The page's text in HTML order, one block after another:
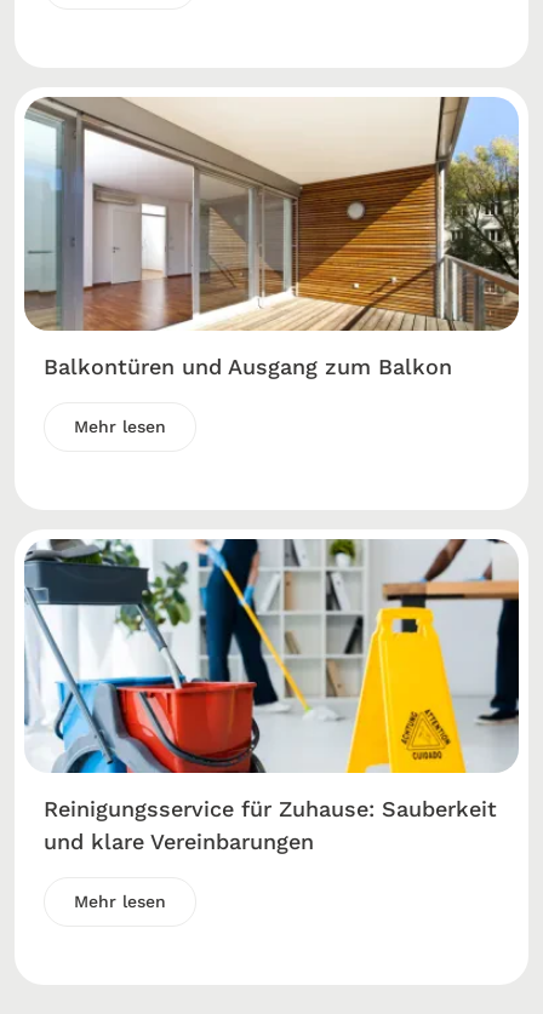
Balkontüren und Ausgang zum Balkon
Mehr lesen
Reinigungsservice für Zuhause: Sauberkeit
und klare Vereinbarungen
Mehr lesen